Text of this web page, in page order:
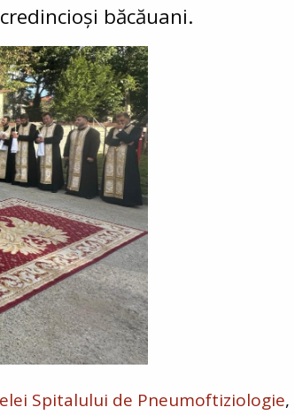
băcăuani.
Spitalului de Pneumoftiziologie